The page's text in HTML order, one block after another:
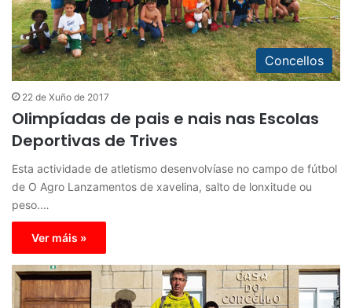
Concellos
22 de Xuño de 2017
Olimpíadas de pais e nais nas Escolas
Deportivas de Trives
Esta actividade de atletismo desenvolvíase no campo de fútbol
de O Agro Lanzamentos de xavelina, salto de lonxitude ou
peso.…
Ver máis »